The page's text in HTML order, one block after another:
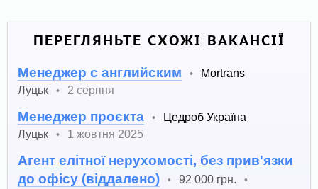
ПЕРЕГЛЯНЬТЕ СХОЖІ ВАКАНСІЇ
Менеджер с английским •
Mortrans
Луцьк
• 2 серпня
Менеджер проєкта •
Цедроб Україна
Луцьк
• 1 жовтня 2025
Агент елітної нерухомості, без прив'язки
до офісу (віддалено)
• 92 000 грн. •